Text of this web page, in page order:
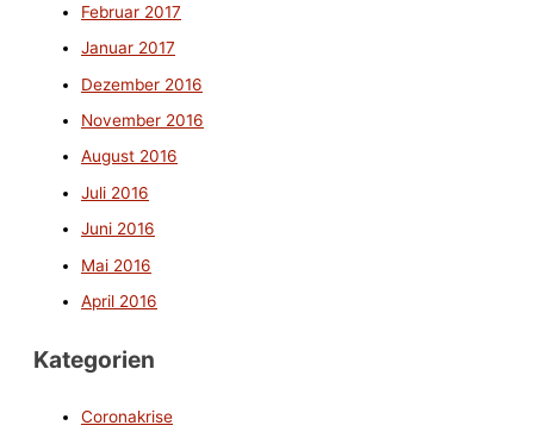
Februar 2017
Januar 2017
Dezember 2016
November 2016
August 2016
Juli 2016
Juni 2016
Mai 2016
April 2016
Kategorien
Coronakrise